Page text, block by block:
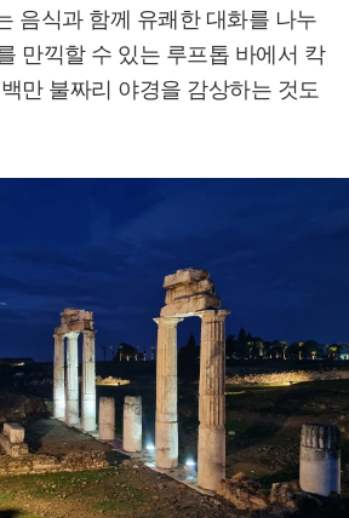
음식과 함께 유쾌한 대화를 나누
만끽할 수 있는 루프톱 바에서 칵
만 불짜리 야경을 감상하는 것도